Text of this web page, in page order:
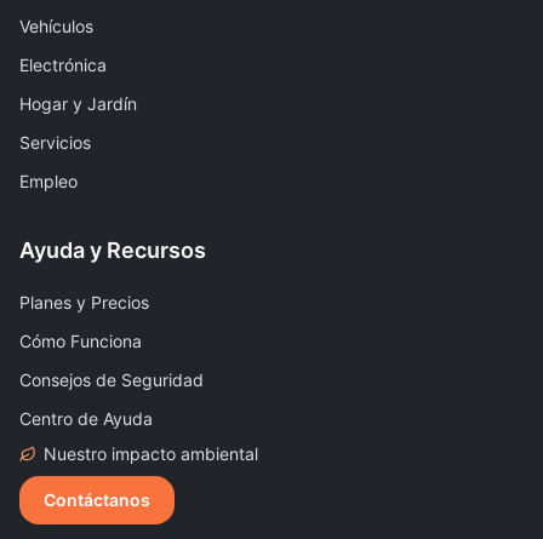
Vehículos
Electrónica
Hogar y Jardín
Servicios
Empleo
Ayuda y Recursos
Planes y Precios
Cómo Funciona
Consejos de Seguridad
Centro de Ayuda
Nuestro impacto ambiental
Contáctanos